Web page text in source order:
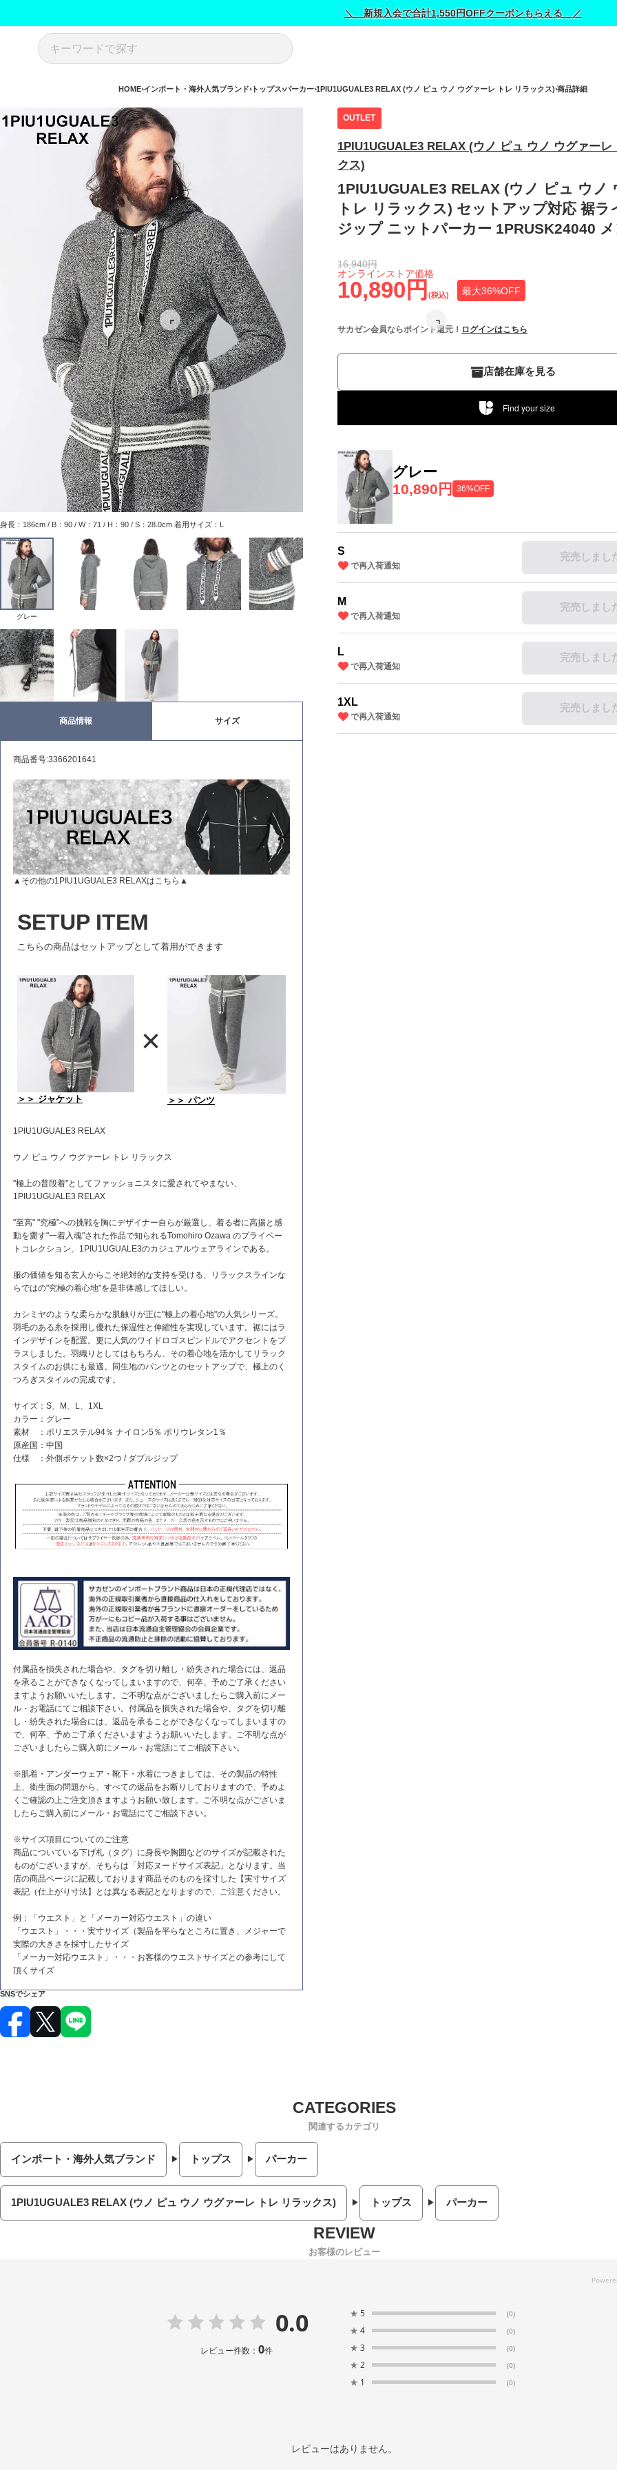
＼ 新規入会で合計1,550円OFFクーポンもらえる ／
HOME インポート・海外人気ブランド トップス パーカー 1PIU1UGUALE3 RELAX (ウノ ピュ ウノ ウグァーレ トレ リラックス) 商品詳細
OUTLET
1PIU1UGUALE3 RELAX (ウノ ピュ ウノ ウグァーレ
クス)
1PIU1UGUALE3 RELAX (ウノ ピュ ウノ
トレ リラックス) セットアップ対応 裾ラ
ジップ ニットパーカー 1PRUSK24040
10,890円 (税込) 最大36%OFF
オンラインストア価格
16,940円
サカゼン会員ならポイント還元！ ログインはこちら
店舗在庫を見る
Find your size
グレー
10,890円
36%OFF
S
で再入荷通知
完売しまし
M
で再入荷通知
完売しまし
L
で再入荷通知
完売しまし
1XL
で再入荷通知
完売しまし
身長：186cm / B：90 / W：71 / H：90 / S：28.0cm 着用サイズ：L
グレー
商品情報 サイズ
商品番号:3366201641
▲その他の1PIU1UGUALE3 RELAXはこちら▲
SETUP ITEM
こちらの商品はセットアップとして着用ができます
＞＞ ジャケット
×
＞＞ パンツ
1PIU1UGUALE3 RELAX
ウノ ピュ ウノ ウグァーレ トレ リラックス
"極上の普段着"としてファッショニスタに愛されてやまない、
1PIU1UGUALE3 RELAX
"至高" "究極"への挑戦を胸にデザイナー自らが厳選し、着る者に高揚と感
動を齎す"一着入魂"された作品で知られるTomohiro Ozawa のプライベー
トコレクション、1PIU1UGUALE3のカジュアルウェアラインである。
服の価値を知る玄人からこそ絶対的な支持を受ける、リラックスラインな
らではの"究極の着心地"を是非体感してほしい。
カシミヤのような柔らかな肌触りが正に"極上の着心地"の人気シリーズ。
羽毛のある糸を採用し優れた保温性と伸縮性を実現しています。裾にはラ
インデザインを配置。更に人気のワイドロゴスピンドルでアクセントをプ
ラスしました。羽織りとしてはもちろん、その着心地を活かしてリラック
スタイムのお供にも最適。同生地のパンツとのセットアップで、極上のく
つろぎスタイルの完成です。
サイズ：S、M、L、1XL
カラー：グレー
素材 ：ポリエステル94％ ナイロン5％ ポリウレタン1％
原産国：中国
仕様 ：外側ポケット数×2つ / ダブルジップ
付属品を損失された場合や、タグを切り離し・紛失された場合には、返品
を承ることができなくなってしまいますので、何卒、予めご了承ください
ますようお願いいたします。ご不明な点がございましたらご購入前にメー
ル・お電話にてご相談下さい。付属品を損失された場合や、タグを切り離
し・紛失された場合には、返品を承ることができなくなってしまいますの
で、何卒、予めご了承くださいますようお願いいたします。ご不明な点が
ございましたらご購入前にメール・お電話にてご相談下さい。
※肌着・アンダーウェア・靴下・水着につきましては、その製品の特性
上、衛生面の問題から、すべての返品をお断りしておりますので、予めよ
くご確認の上ご注文頂きますようお願い致します。ご不明な点がございま
したらご購入前にメール・お電話にてご相談下さい。
※サイズ項目についてのご注意
商品についている下げ札（タグ）に身長や胸囲などのサイズが記載された
ものがございますが、そちらは「対応ヌードサイズ表記」となります。当
店の商品ページに記載しております商品そのものを採寸した【実寸サイズ
表記（仕上がり寸法】とは異なる表記となりますので、ご注意ください。
例：「ウエスト」と「メーカー対応ウエスト」の違い
「ウエスト」・・・実寸サイズ（製品を平らなところに置き、メジャーで
実際の大きさを採寸したサイズ
「メーカー対応ウエスト」・・・お客様のウエストサイズとの参考にして
頂くサイズ
SNSでシェア
関連するカテゴリ
インポート・海外人気ブランド トップス パーカー
1PIU1UGUALE3 RELAX (ウノ ピュ ウノ ウグァーレ トレ リラックス) トップス パーカー
お客様のレビュー
0.0
レビュー件数： 0件
★ 5 (0)
★ 4 (0)
★ 3 (0)
★ 2 (0)
★ 1 (0)
レビューはありません。